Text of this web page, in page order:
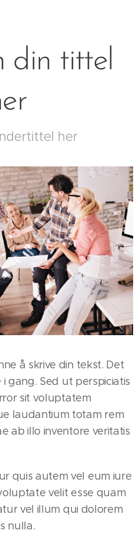
din tittel
her
å skrive din tekst. Det
gang. Sed ut perspiciatis
sit voluptatem
laudantium totam rem
ab illo inventore veritatis
quis autem vel eum iure
velit esse quam
vel illum qui dolorem
nulla.